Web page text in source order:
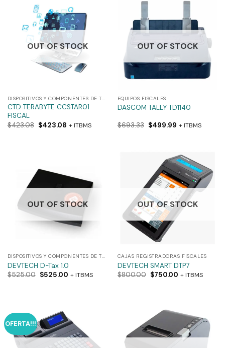
OUT OF STOCK
DISPOSITIVOS Y COMPONENTES DE TRANSMISIÓN DE DATOS FISCALES
CTD TERABYTE CCSTAR01
FISCAL
$423.08 $423.08 + ITBMS
OUT OF STOCK
EQUIPOS FISCALES
DASCOM TALLY TD1140
$693.33 $499.99 + ITBMS
OUT OF STOCK
DISPOSITIVOS Y COMPONENTES DE TRANSMISIÓN DE DATOS FISCALES
DEVTECH D-Tax 1.0
$525.00 $525.00 + ITBMS
OUT OF STOCK
CAJAS REGISTRADORAS FISCALES
DEVTECH SMART DTP7
$800.00 $750.00 + ITBMS
OFERTA!!!